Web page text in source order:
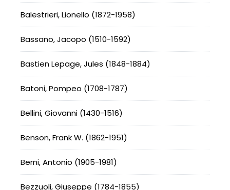
Balestrieri, Lionello (1872-1958)
Bassano, Jacopo (1510-1592)
Bastien Lepage, Jules (1848-1884)
Batoni, Pompeo (1708-1787)
Bellini, Giovanni (1430-1516)
Benson, Frank W. (1862-1951)
Berni, Antonio (1905-1981)
Bezzuoli, Giuseppe (1784-1855)